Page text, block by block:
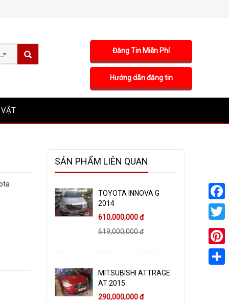
Sản phẩm Đăng Tin Miễn Phí
Hướng dẫn đăng tin
VẶT
SẢN PHẨM LIÊN QUAN
TOYOTA INNOVA G
2014
610,000,000 đ
619,000,000 đ
MITSUBISHI ATTRAGE
AT 2015
290,000,000 đ